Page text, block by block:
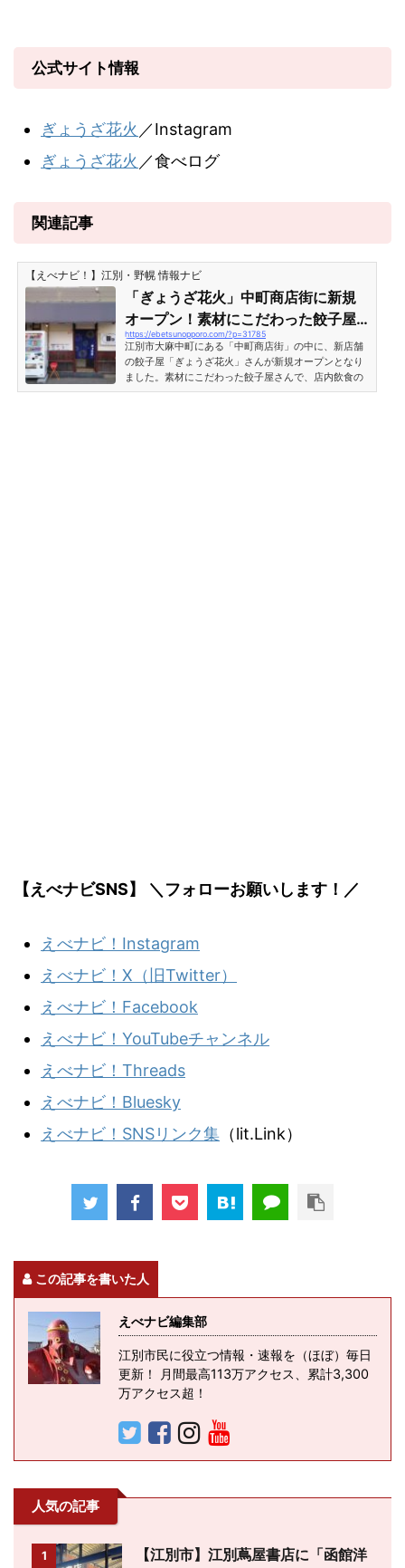
公式サイト情報
ぎょうざ花火 ／Instagram
ぎょうざ花火 ／食べログ
関連記事
【えべナビ！】江別・野幌 情報ナビ
「ぎょうざ花火」中町商店街に新規
オープン！素材にこだわった餃子屋
さん［江別市大麻中町］
https://ebetsunopporo.com/?p=31785
江別市大麻中町にある「中町商店街」の中に、新店舗
の餃子屋「ぎょうざ花火」さんが新規オープンとなり
ました。素材にこだわった餃子屋さんで、店内飲食の
他テイクアウトも可能とのことです。「ぎょうざ花
【えべナビSNS】 ＼フォローお願いします！／
えべナビ！Instagram
えべナビ！X（旧Twitter）
えべナビ！Facebook
えべナビ！YouTubeチャンネル
えべナビ！Threads
えべナビ！Bluesky
えべナビ！SNSリンク集 （lit.Link）
この記事を書いた人
えべナビ編集部
江別市民に役立つ情報・速報を（ほぼ）毎日
更新！ 月間最高113万アクセス、累計3,300
万アクセス超！
人気の記事
1 【江別市】江別蔦屋書店に「函館洋